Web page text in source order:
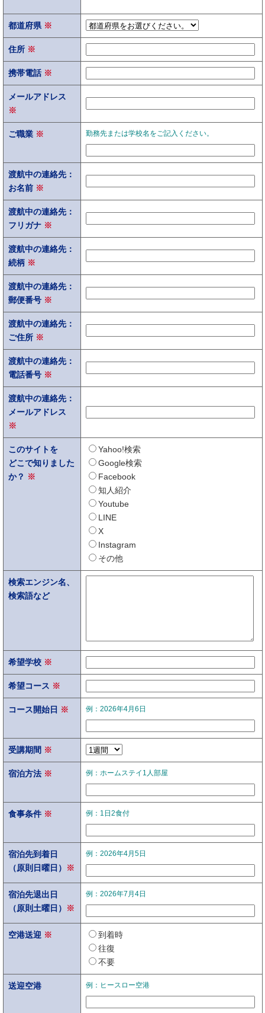
都道府県 ※
住所 ※
携帯電話 ※
メールアドレス
※
ご職業 ※ 勤務先または学校名をご記入ください。
渡航中の連絡先：
お名前 ※
渡航中の連絡先：
フリガナ ※
渡航中の連絡先：
続柄 ※
渡航中の連絡先：
郵便番号 ※
渡航中の連絡先：
ご住所 ※
渡航中の連絡先：
電話番号 ※
渡航中の連絡先：
メールアドレス
※
このサイトを
どこで知りました
か？ ※
Yahoo!検索
Google検索
Facebook
知人紹介
Youtube
LINE
X
Instagram
その他
検索エンジン名、
検索語など
希望学校 ※
希望コース ※
コース開始日 ※ 例：2026年4月6日
受講期間 ※
宿泊方法 ※ 例：ホームステイ1人部屋
食事条件 ※ 例：1日2食付
宿泊先到着日
（原則日曜日）
※
例：2026年4月5日
宿泊先退出日
（原則土曜日）
※
例：2026年7月4日
空港送迎 ※
到着時
往復
不要
送迎空港 例：ヒースロー空港